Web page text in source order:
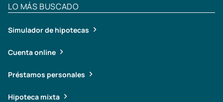
LO MÁS BUSCADO
Simulador de hipotecas
Cuenta online
Préstamos personales
Hipoteca mixta